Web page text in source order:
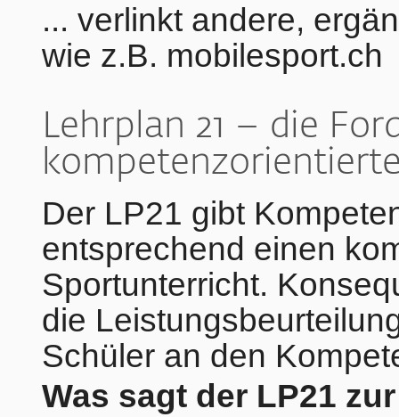
... verlinkt andere,
wie z.B. mobilesport.ch
Lehrplan 21 – die
Der LP21 gibt
entsprechend einen
Sportunterricht.
die
Schüler an den
Was sagt der LP21